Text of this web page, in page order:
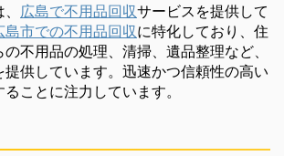
広島で不用品回収サービスを提供して
島市での不用品回収に特化しており、住
不用品の処理、清掃、遺品整理など、
提供しています。迅速かつ信頼性の高い
ことに注力しています。